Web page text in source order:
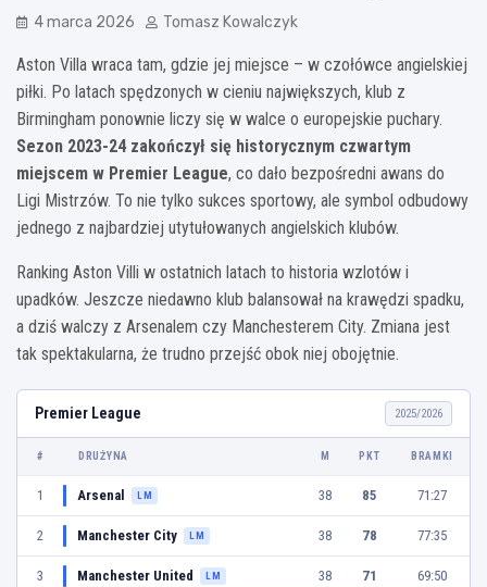
4 marca 2026 Tomasz Kowalczyk
Aston Villa wraca tam, gdzie jej miejsce – w czołówce angielskiej
piłki. Po latach spędzonych w cieniu największych, klub z
Birmingham ponownie liczy się w walce o europejskie puchary.
Sezon 2023-24 zakończył się historycznym czwartym
miejscem w Premier League, co dało bezpośredni awans do
Ligi Mistrzów. To nie tylko sukces sportowy, ale symbol odbudowy
jednego z najbardziej utytułowanych angielskich klubów.
Ranking Aston Villi w ostatnich latach to historia wzlotów i
upadków. Jeszcze niedawno klub balansował na krawędzi spadku,
a dziś walczy z Arsenalem czy Manchesterem City. Zmiana jest
tak spektakularna, że trudno przejść obok niej obojętnie.
Premier League 2025/2026
# DRUŻYNA M PKT BRAMKI
1 Arsenal LM 38 85 71:27
2 Manchester City LM 38 78 77:35
3 Manchester United LM 38 71 69:50